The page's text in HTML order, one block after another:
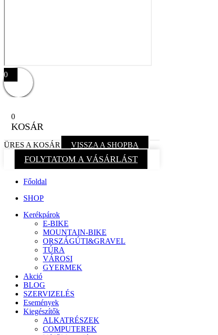
0
0
KOSÁR
ÜRES A KOSÁR VISSZA A SHOPBA
FOLYTATOM A VÁSÁRLÁST
Főoldal
SHOP
Kerékpárok
E-BIKE
MOUNTAIN-BIKE
ORSZÁGÚTI&GRAVEL
TÚRA
VÁROSI
GYERMEK
Akció
BLOG
SZERVIZELÉS
Események
Kiegészítők
ALKATRÉSZEK
COMPUTEREK